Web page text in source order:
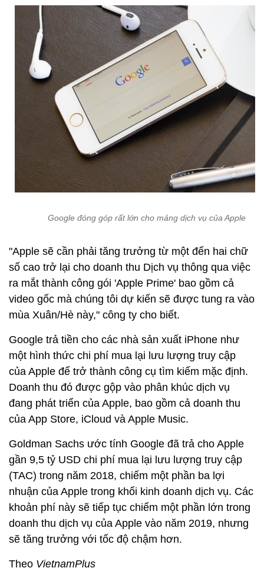
Google đóng góp rất lớn cho mảng dịch vụ của Apple
"Apple sẽ cần phải tăng trưởng từ một đến hai chữ
số cao trở lại cho doanh thu Dịch vụ thông qua việc
ra mắt thành công gói 'Apple Prime' bao gồm cả
video gốc mà chúng tôi dự kiến sẽ được tung ra vào
mùa Xuân/Hè này," công ty cho biết.
Google trả tiền cho các nhà sản xuất iPhone như
một hình thức chi phí mua lại lưu lượng truy cập
của Apple để trở thành công cụ tìm kiếm mặc định.
Doanh thu đó được gộp vào phân khúc dịch vụ
đang phát triển của Apple, bao gồm cả doanh thu
của App Store, iCloud và Apple Music.
Goldman Sachs ước tính Google đã trả cho Apple
gần 9,5 tỷ USD chi phí mua lại lưu lượng truy cập
(TAC) trong năm 2018, chiếm một phần ba lợi
nhuận của Apple trong khối kinh doanh dịch vụ. Các
khoản phí này sẽ tiếp tục chiếm một phần lớn trong
doanh thu dịch vụ của Apple vào năm 2019, nhưng
sẽ tăng trưởng với tốc độ chậm hơn.
Theo VietnamPlus